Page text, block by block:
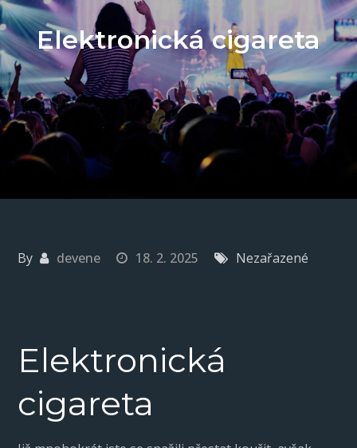
Elektronická cigareta
By devene 18. 2. 2025 Nezařazené
Elektronická
cigareta